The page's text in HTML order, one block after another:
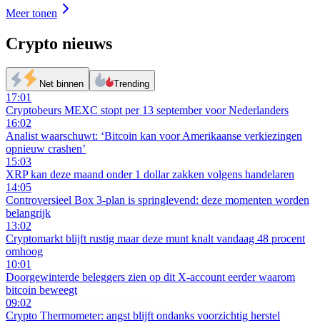
Meer tonen
Crypto nieuws
Net binnen Trending
17:01
Cryptobeurs MEXC stopt per 13 september voor Nederlanders
16:02
Analist waarschuwt: ‘Bitcoin kan voor Amerikaanse verkiezingen
opnieuw crashen’
15:03
XRP kan deze maand onder 1 dollar zakken volgens handelaren
14:05
Controversieel Box 3-plan is springlevend: deze momenten worden
belangrijk
13:02
Cryptomarkt blijft rustig maar deze munt knalt vandaag 48 procent
omhoog
10:01
Doorgewinterde beleggers zien op dit X-account eerder waarom
bitcoin beweegt
09:02
Crypto Thermometer: angst blijft ondanks voorzichtig herstel